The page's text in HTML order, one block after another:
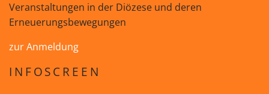
Veranstaltungen in der Diözese und deren
Erneuerungsbewegungen
zur Anmeldung
INFOSCREEN